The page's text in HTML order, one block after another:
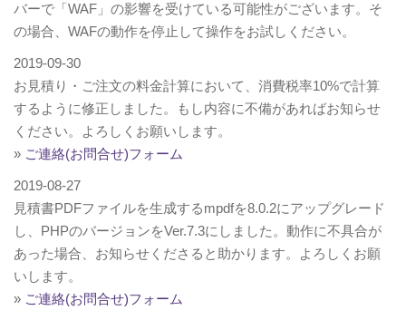
バーで「WAF」の影響を受けている可能性がございます。そ
の場合、WAFの動作を停止して操作をお試しください。
2019-09-30
お見積り・ご注文の料金計算において、消費税率10%で計算
するように修正しました。もし内容に不備があればお知らせ
ください。よろしくお願いします。
» ご連絡(お問合せ)フォーム
2019-08-27
見積書PDFファイルを生成するmpdfを8.0.2にアップグレード
し、PHPのバージョンをVer.7.3にしました。動作に不具合が
あった場合、お知らせくださると助かります。よろしくお願
いします。
» ご連絡(お問合せ)フォーム